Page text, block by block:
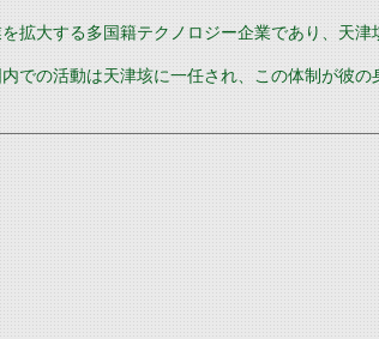
拡大する多国籍テクノロジー企業であり、天津
での活動は天津垓に一任され、この体制が彼の